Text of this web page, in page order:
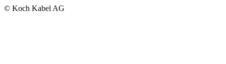
© Koch Kabel AG